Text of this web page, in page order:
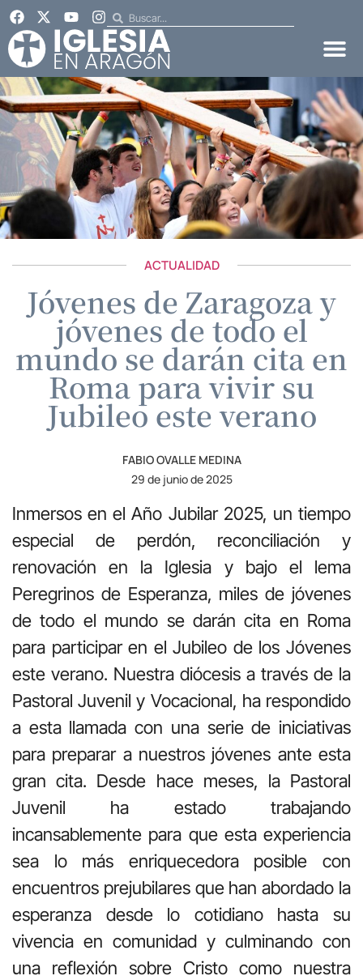
ACTUALIDAD
Jóvenes de Zaragoza y
jóvenes de todo el
mundo se darán cita en
Roma para vivir su
Jubileo este verano
FABIO OVALLE MEDINA
29 de junio de 2025
Inmersos en el Año Jubilar 2025, un tiempo
especial de perdón, reconciliación y
renovación en la Iglesia y bajo el lema
Peregrinos de Esperanza, miles de jóvenes
de todo el mundo se darán cita en Roma
para participar en el Jubileo de los Jóvenes
este verano. Nuestra diócesis a través de la
Pastoral Juvenil y Vocacional, ha respondido
a esta llamada con una serie de iniciativas
para preparar a nuestros jóvenes ante esta
gran cita. Desde hace meses, la Pastoral
Juvenil ha estado trabajando
incansablemente para que esta experiencia
sea lo más enriquecedora posible con
encuentros prejubilares que han abordado la
esperanza desde lo cotidiano hasta su
vivencia en comunidad y culminando con
una reflexión sobre Cristo como nuestra